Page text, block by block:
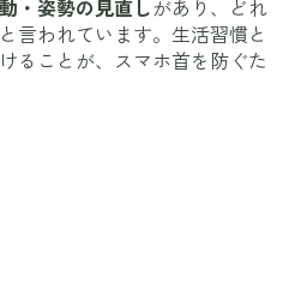
・姿勢の見直しがあり、どれ
言われています。生活習慣と
ることが、スマホ首を防ぐた